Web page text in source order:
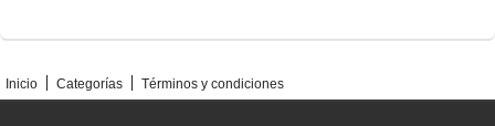
Inicio Categorías Términos y condiciones